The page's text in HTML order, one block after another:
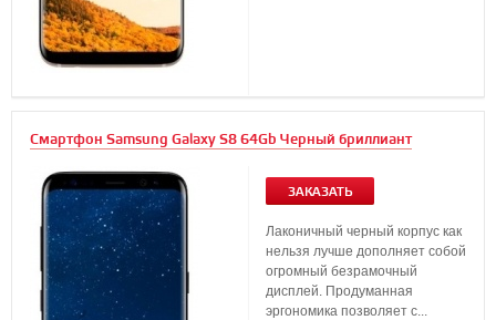
Смартфон Samsung Galaxy S8 64Gb Черный бриллиант
ЗАКАЗАТЬ
Лаконичный черный корпус как
нельзя лучше дополняет собой
огромный безрамочный
дисплей. Продуманная
эргономика позволяет с...